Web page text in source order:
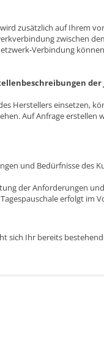
zusätzlich auf Ihrem
zwischen
Verbindung
Herstellers einsetzen,
Auf Anfrage erstellen
und Bedürfnisse des
der Anforderungen
erfolgt im
sich Ihr bereits